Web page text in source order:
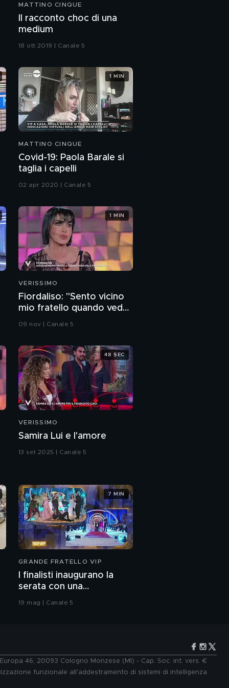
MATTINO CINQUE
Il racconto choc di una
medium
18 ott 2019 | Canale 5
MATTINO CINQUE
Covid-19: Paola Barale si
taglia i capelli
02 apr 2020 | Canale 5
1 MIN
VERISSIMO
Fiordaliso: "Sento vicino
mio fratello quando vedo
delle piume bianche"
09 nov | Canale 5
1 MIN
VERISSIMO
Samira Lui e l'amore
13 set 2025 | Canale 5
48 SEC
GRANDE FRATELLO VIP
I finalisti inaugurano la
serata con una
coreografia
19 mag | Canale 5
7 MIN
46, 20093 Cologno Monzese (MI) - Cap. Soc. int. vers. €
funzionale all'addestramento di sistemi di intelligenza